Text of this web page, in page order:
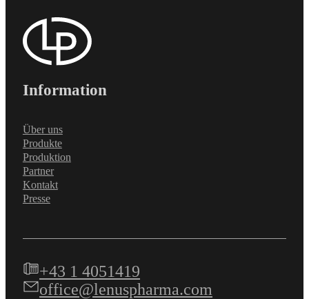
Information
Über uns
Produkte
Produktion
Partner
Kontakt
Presse
+43 1 4051419
office@lenuspharma.com